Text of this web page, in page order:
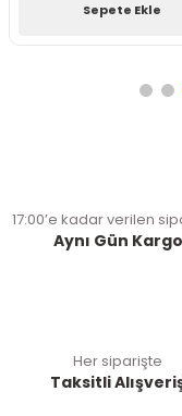
Sepete Ekle
17:00’e kadar verilen
Aynı Gün Kargo
Her siparişte
Taksitli